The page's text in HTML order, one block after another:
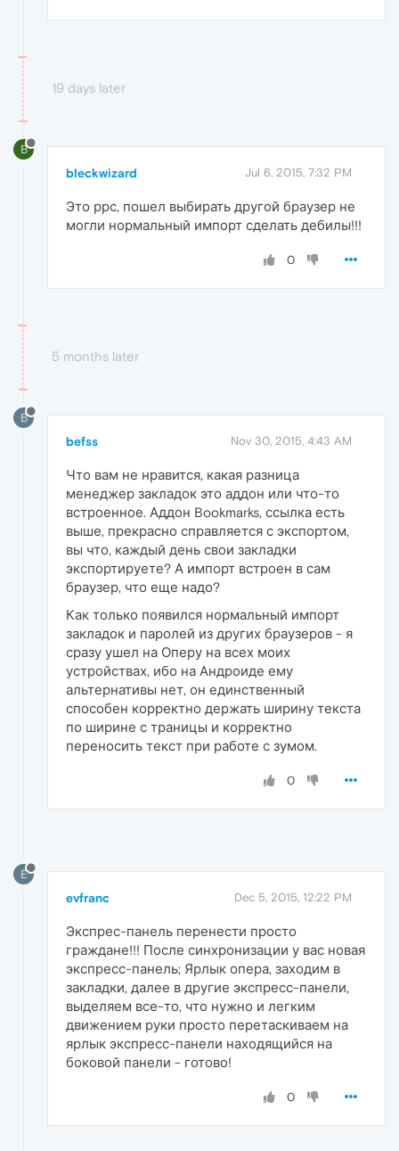
19 days later
B
bleckwizard Jul 6, 2015, 7:32 PM
Это ррс, пошел выбирать другой браузер не
могли нормальный импорт сделать дебилы!!!
0
5 months later
B
befss Nov 30, 2015, 4:43 AM
Что вам не нравится, какая разница
менеджер закладок это аддон или что-то
встроенное. Аддон Bookmarks, ссылка есть
выше, прекрасно справляется с экспортом,
вы что, каждый день свои закладки
экспортируете? А импорт встроен в сам
браузер, что еще надо?
Как только появился нормальный импорт
закладок и паролей из других браузеров - я
сразу ушел на Оперу на всех моих
устройствах, ибо на Андроиде ему
альтернативы нет, он единственный
способен корректно держать ширину текста
по ширине с траницы и корректно
переносить текст при работе с зумом.
0
E
evfranc Dec 5, 2015, 12:22 PM
Экспрес-панель перенести просто
граждане!!! После синхронизации у вас новая
экспресс-панель; Ярлык опера, заходим в
закладки, далее в другие экспресс-панели,
выделяем все-то, что нужно и легким
движением руки просто перетаскиваем на
ярлык экспресс-панели находящийся на
боковой панели - готово!
0